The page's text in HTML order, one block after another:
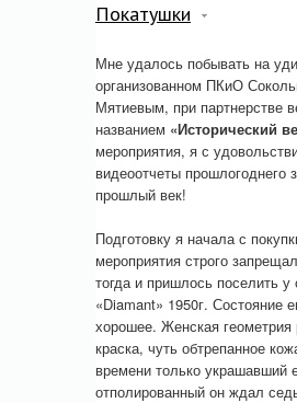
Покатушки
Мне удалось побывать на
организованном ПКиО
Мятиевым, при партнерстве
названием «Исторический
мероприятия, я с
видеоотчеты прошлогоднего
прошлый век!
Подготовку я начала с
мероприятия строго
тогда и пришлось поселить
«Diamant» 1950г. Состояние
хорошее. Женская
краска, чуть обтрепанное
времени только украшавший
отполированный он ждал